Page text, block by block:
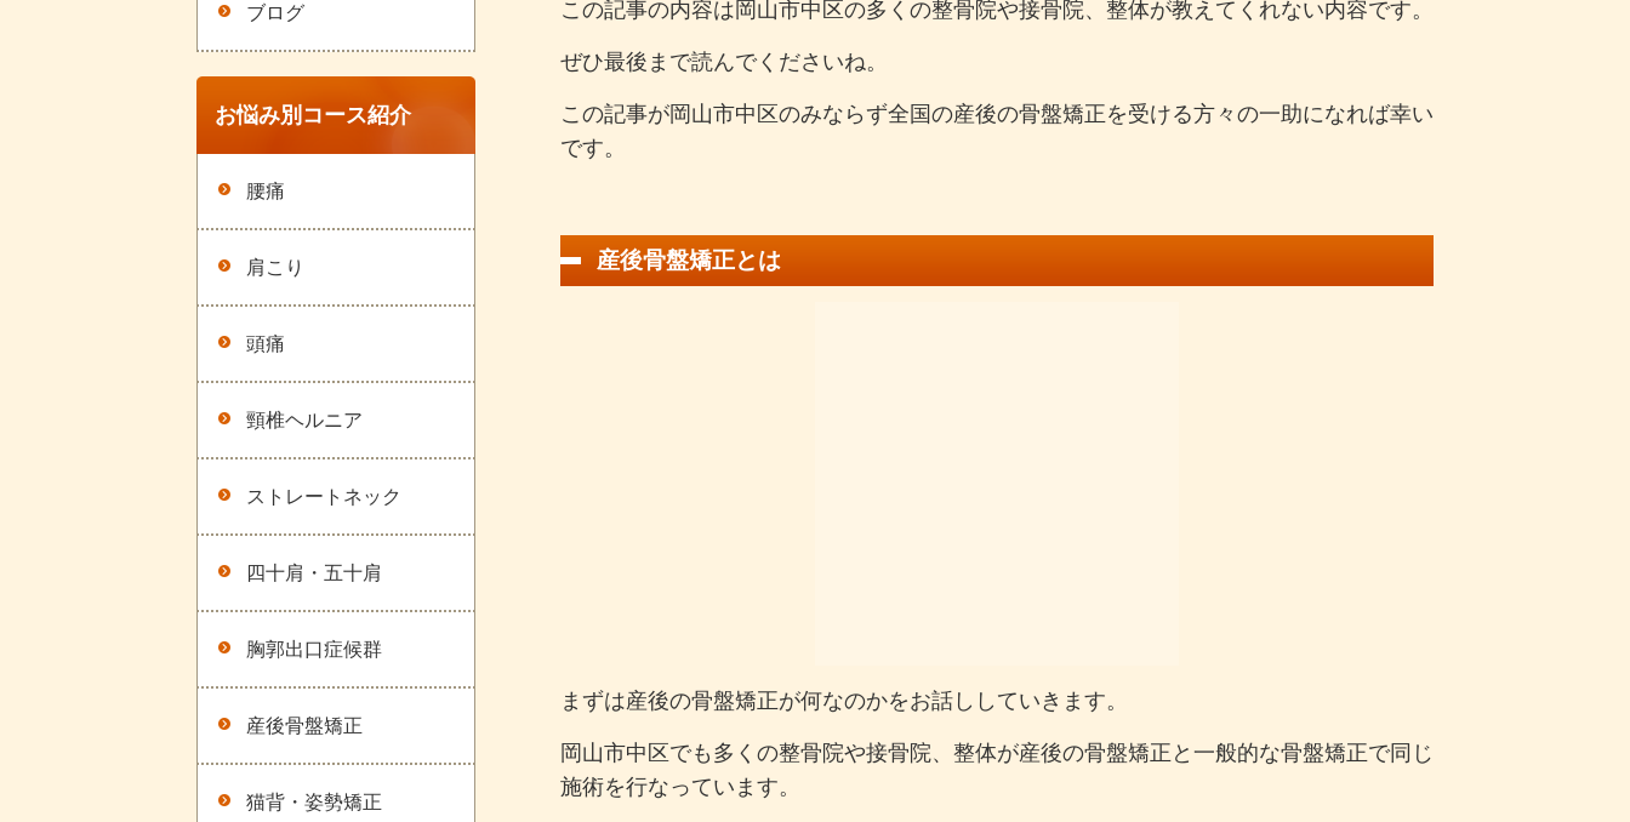
この記事の内容は岡山市中区の多くの整骨院や接骨院、整体が教えてくれない内容です。
ぜひ最後まで読んでくださいね。
この記事が岡山市中区のみならず全国の産後の骨盤矯正を受ける方々の一助になれば幸い
です。
産後骨盤矯正とは
まずは産後の骨盤矯正が何なのかをお話ししていきます。
岡山市中区でも多くの整骨院や接骨院、整体が産後の骨盤矯正と一般的な骨盤矯正で同じ
施術を行なっています。
ブログ
お悩み別コース紹介
腰痛
肩こり
頭痛
頸椎ヘルニア
ストレートネック
四十肩・五十肩
胸郭出口症候群
産後骨盤矯正
猫背・姿勢矯正